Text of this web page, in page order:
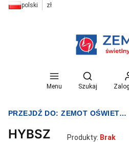
polski zł
Menu
Otwórz
Szukaj
PRZEJDŹ DO:ZEMOT OŚWIETLENIE I ELEKTRYKA
HYBSZ Produkty: Brak